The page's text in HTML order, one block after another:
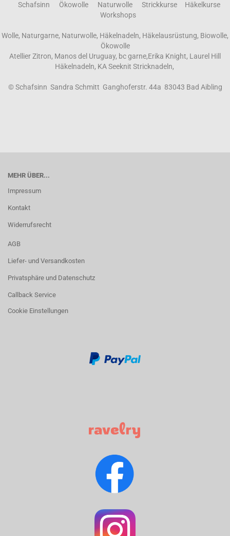
Schafsinn Ökowolle Naturwolle Strickkurse Häkelkurse
Workshops
Wolle, Naturgarne, Naturwolle, Häkelnadeln, Häkelausrüstung, Biowolle,
Ökowolle
Atellier Zitron, Manos del Uruguay, bc garne,Erika Knight, Laurel Hill
Häkelnadeln, KA Seeknit Stricknadeln,
© Schafsinn Sandra Schmitt Ganghoferstr. 44a 83043 Bad Aibling
MEHR ÜBER...
Impressum
Kontakt
Widerrufsrecht
AGB
Liefer- und Versandkosten
Privatsphäre und Datenschutz
Callback Service
Cookie Einstellungen